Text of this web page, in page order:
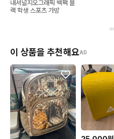
내셔널지오그래픽 백팩 블
랙 학생 스포츠 가방
이 상품을 추천해요AD